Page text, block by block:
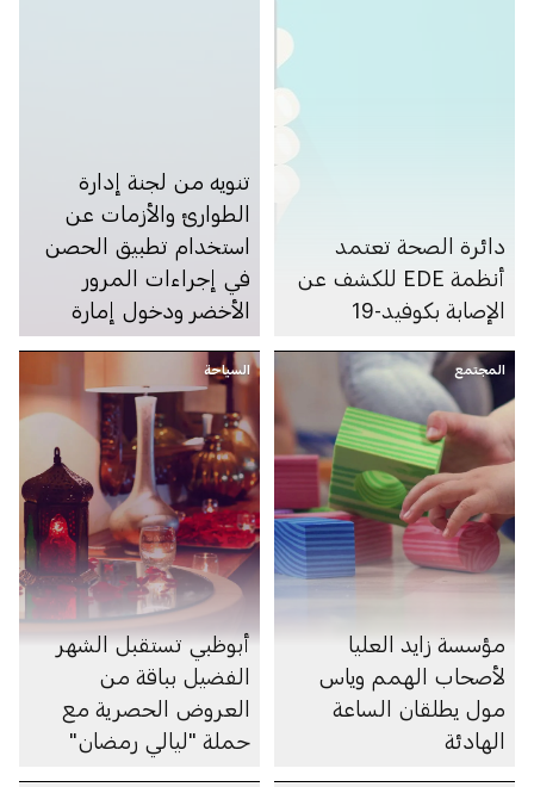
دائرة الصحة تعتمد
أنظمة EDE للكشف عن
الإصابة بكوفيد-19
تنويه من لجنة إدارة
الطوارئ والأزمات عن
استخدام تطبيق الحصن
في إجراءات المرور
الأخضر ودخول إمارة
أبوظبي
المجتمع
مؤسسة زايد العليا
لأصحاب الهمم وياس
مول يطلقان الساعة
الهادئة
السياحة
أبوظبي تستقبل الشهر
الفضيل بباقة من
العروض الحصرية مع
حملة "ليالي رمضان"